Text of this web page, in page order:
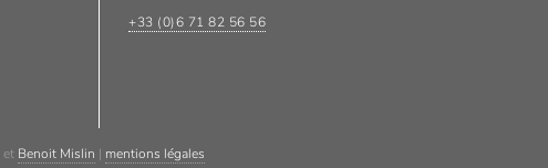
+33 (0)6 71 82 56 56
et Benoit Mislin | mentions légales